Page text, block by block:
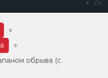
»
»
обрыва (с